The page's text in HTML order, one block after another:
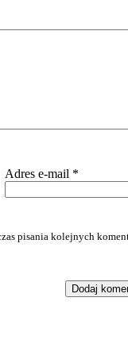
Adres e-mail *
pisania kolejnych